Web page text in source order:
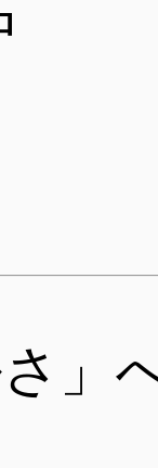
」